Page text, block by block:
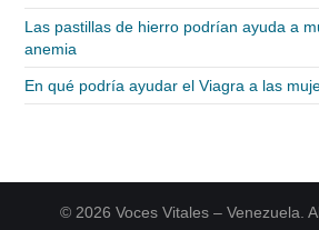
Las pastillas de hierro podrían ayuda a
anemia
En qué podría ayudar el Viagra a las
© 2026 Voces Vitales – Venezuela.